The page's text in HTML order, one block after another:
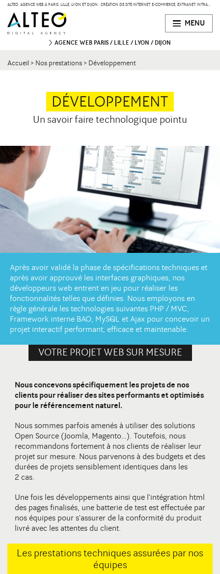
ALTEO, AGENCE WEB À PARIS, LILLE, LYON ET DIJON : CRÉATION DE SITE INTERNET, E-COMMERCE, EXTRANET, INTRANET
MENU
AGENCE WEB PARIS LILLE LYON DIJON
PARIS
59000 Lille
Contact
15 boulevard Vivier-Merle
69003 Lyon
Contact
DIJON
10 avenue Foch Immeuble Le Mazarin - LBA
Contact
Accueil > Nos prestations > Développement
DÉVELOPPEMENT
Un savoir faire technologique pointu
Après avoir validé la phase de spécifications techniques et
après avoir approuvé les interfaces graphiques, nos
développeurs web entrent en jeu pour réaliser les
fonctionnalités telles que définies. Nous employons en
règle générale les technologies suivantes PHP / MVC,
Framework interne BAO, MySQL et Ajax pour concevoir un
projet interactif performant, efficace et maintenable.
VOTRE PROJET WEB SUR MESURE
Nous concevons spécifiquement les projets de nos
clients pour réaliser des sites performants et optimisés
pour le référencement naturel.
Nous sommes parfois amenés à utiliser des solutions
Open Source (Joomla, Magento…). Toutefois, nous
recommandons fortement à nos clients de réaliser leur
projet sur mesure. Nous parvenons à des budgets et des
durées de projets sensiblement identiques dans les
2 cas.
Une fois les développements ainsi que l'intégration html
des pages finalisés, une batterie de test est effectuée par
nos équipes pour s'assurer de la conformité du produit
livré avec les attentes du client.
Les prestations techniques assurées par nos
équipes